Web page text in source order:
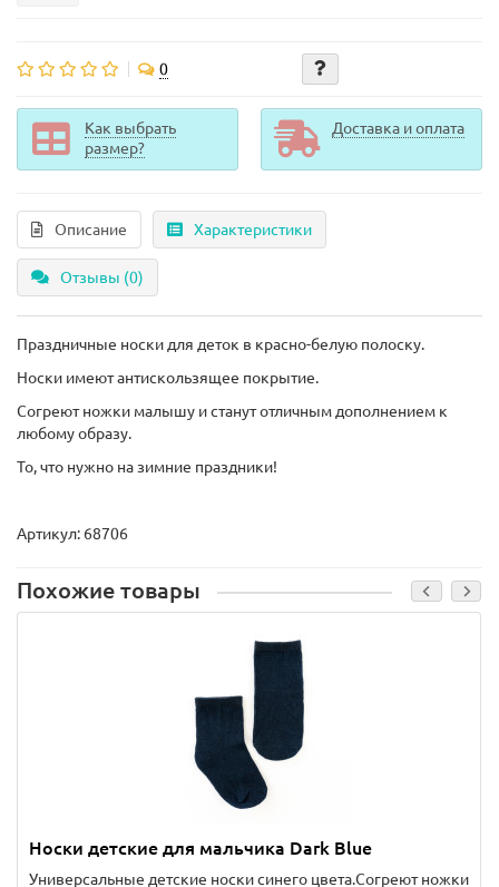
0
Как выбрать
размер?
Доставка и оплата
Описание Характеристики
Отзывы (0)
Праздничные носки для деток в красно-белую полоску.
Носки имеют антискользящее покрытие.
Согреют ножки малышу и станут отличным дополнением к
любому образу.
То, что нужно на зимние праздники!
Артикул: 68706
Похожие товары
Носки детские для мальчика Dark Blue
Универсальные детские носки синего цвета.Согреют ножки